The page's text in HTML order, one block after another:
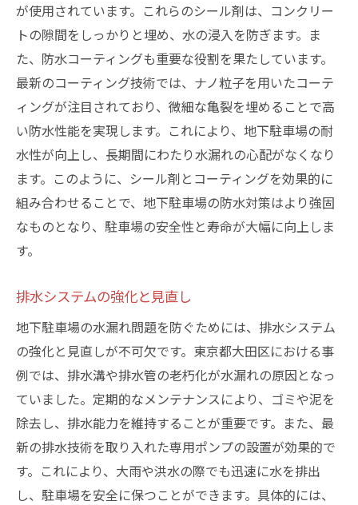
が使用されています。これらのシール剤は、コンクリー
トの隙間をしっかりと埋め、水の浸入を防ぎます。ま
た、防水コーティングも重要な役割を果たしています。
最新のコーティング技術では、ナノ粒子を用いたコーテ
ィングが注目されており、微細な亀裂を埋めることで高
い防水性能を実現します。これにより、地下駐車場の耐
水性が向上し、長期間にわたり水漏れの心配がなくなり
ます。このように、シール剤とコーティングを効果的に
組み合わせることで、地下駐車場の防水対策はより強固
なものとなり、駐車場の安全性と寿命が大幅に向上しま
す。
排水システムの強化と見直し
地下駐車場の水漏れ問題を防ぐためには、排水システム
の強化と見直しが不可欠です。東京都大田区における事
例では、排水溝や排水管の老朽化が水漏れの原因となっ
ていました。定期的なメンテナンスにより、ゴミや泥を
除去し、排水能力を維持することが重要です。また、最
新の排水技術を取り入れた専用ポンプの設置が効果的で
す。これにより、大雨や洪水の際でも迅速に水を排出
し、駐車場を安全に保つことができます。具体的には、